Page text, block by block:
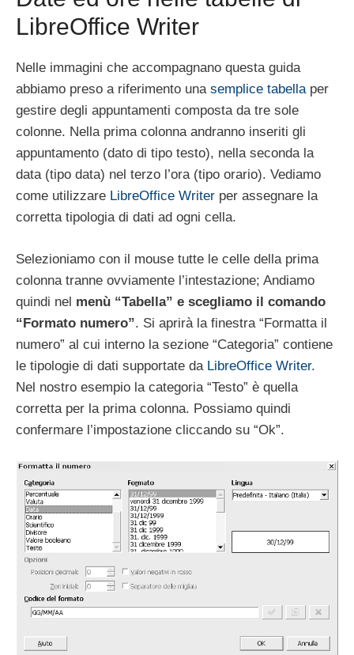
LibreOffice Writer
Nelle immagini che accompagnano questa guida
abbiamo preso a riferimento una semplice tabellaper
gestire degli appuntamenti composta da tre sole
colonne. Nella prima colonna andranno inseriti gli
appuntamento (dato di tipo testo), nella seconda la
data (tipo data) nel terzo l’ora (tipo orario). Vediamo
come utilizzare LibreOffice Writer per assegnare la
corretta tipologia di dati ad ogni cella.
Selezioniamo con il mouse tutte le celle della prima
colonna tranne ovviamente l’intestazione; Andiamo
quindi nel menù “Tabella” e scegliamo il comando
“Formato numero”. Si aprirà la finestra “Formatta il
numero” al cui interno la sezione “Categoria” contiene
le tipologie di dati supportate da LibreOffice Writer.
Nel nostro esempio la categoria “Testo” è quella
corretta per la prima colonna. Possiamo quindi
confermare l’impostazione cliccando su “Ok”.